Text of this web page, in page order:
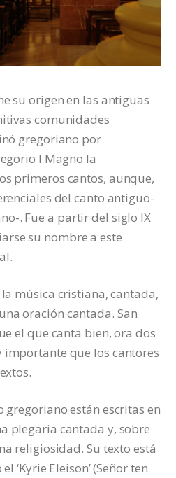
su origen en las antiguas
comunidades
gregoriano por
I Magno la
primeros cantos, aunque,
del canto antiguo-
. Fue a partir del siglo IX
su nombre a este
la música cristiana, cantada,
oración cantada. San
el que canta bien, ora dos
importante que los cantores
están escritas en
plegaria cantada y, sobre
religiosidad. Su texto está
‘Kyrie Eleison’ (Señor ten